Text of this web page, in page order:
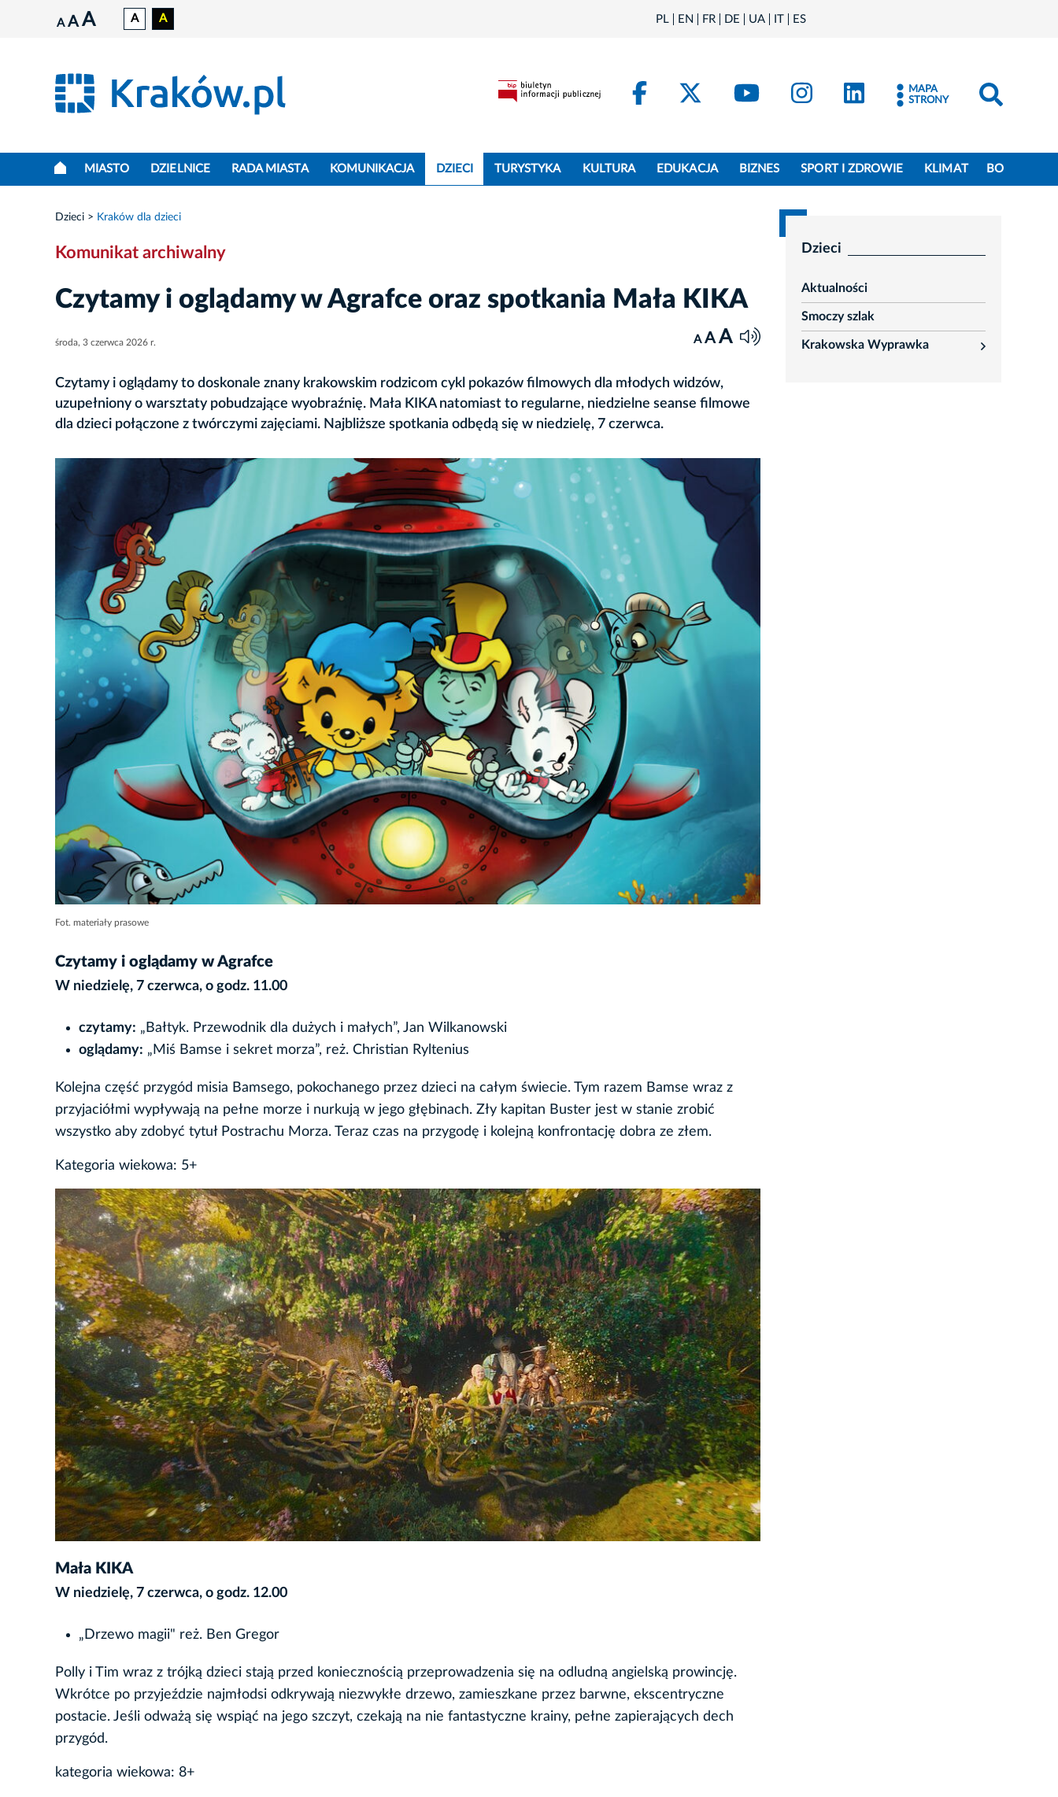
A A A A A PL EN FR DE UA IT ES
FacebookKraków - X
Kraków - YouTube
Kraków - Instagram
Kraków - LinkedIn
MAPA
STRONY
MIASTO DZIELNICE RADA MIASTA KOMUNIKACJA DZIECI TURYSTYKA KULTURA EDUKACJA BIZNES SPORT I ZDROWIE KLIMAT BO
Dzieci Kraków dla dzieci
Komunikat archiwalny
Czytamy i oglądamy w Agrafce oraz spotkania Mała KIKA
środa, 3 czerwca 2026 r. A A A
Czytamy i oglądamy to doskonale znany krakowskim rodzicom cykl pokazów filmowych dla młodych widzów,
uzupełniony o warsztaty pobudzające wyobraźnię. Mała KIKA natomiast to regularne, niedzielne seanse filmowe
dla dzieci połączone z twórczymi zajęciami. Najbliższe spotkania odbędą się w niedzielę, 7 czerwca.
Fot. materiały prasowe
Czytamy i oglądamy w Agrafce
W niedzielę, 7 czerwca, o godz. 11.00
czytamy: „Bałtyk. Przewodnik dla dużych i małych”, Jan Wilkanowski
oglądamy: „Miś Bamse i sekret morza”, reż. Christian Ryltenius
Kolejna część przygód misia Bamsego, pokochanego przez dzieci na całym świecie. Tym razem Bamse wraz z
przyjaciółmi wypływają na pełne morze i nurkują w jego głębinach. Zły kapitan Buster jest w stanie zrobić
wszystko aby zdobyć tytuł Postrachu Morza. Teraz czas na przygodę i kolejną konfrontację dobra ze złem.
Kategoria wiekowa: 5+
Mała KIKA
W niedzielę, 7 czerwca, o godz. 12.00
„Drzewo magii" reż. Ben Gregor
Polly i Tim wraz z trójką dzieci stają przed koniecznością przeprowadzenia się na odludną angielską prowincję.
Wkrótce po przyjeździe najmłodsi odkrywają niezwykłe drzewo, zamieszkane przez barwne, ekscentryczne
postacie. Jeśli odważą się wspiąć na jego szczyt, czekają na nie fantastyczne krainy, pełne zapierających dech
przygód.
kategoria wiekowa: 8+
Dzieci
Aktualności
Smoczy szlak
Krakowska Wyprawka
rozwiń